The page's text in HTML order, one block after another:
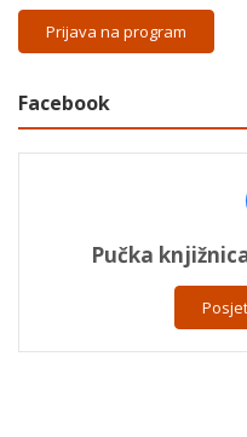
Prijava na program
Facebook
Pučka